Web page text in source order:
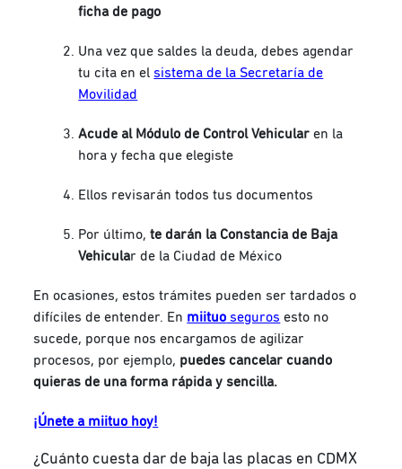
ficha de pago
Una vez que saldes la deuda, debes agendar
tu cita en elsistema de la Secretaría de
Movilidad
Acude al Módulo de Control Vehicular en la
hora y fecha que elegiste
Ellos revisarán todos tus documentos
Por último,te darán la Constancia de Baja
Vehicular de la Ciudad de México
En ocasiones, estos trámites pueden ser tardados o
difíciles de entender. En miituo seguros esto no
sucede, porque nos encargamos de agilizar
procesos, por ejemplo, puedes cancelar cuando
quieras de una forma rápida y sencilla.
¡Únete a miituo hoy!
¿Cuánto cuesta dar de baja las placas en CDMX